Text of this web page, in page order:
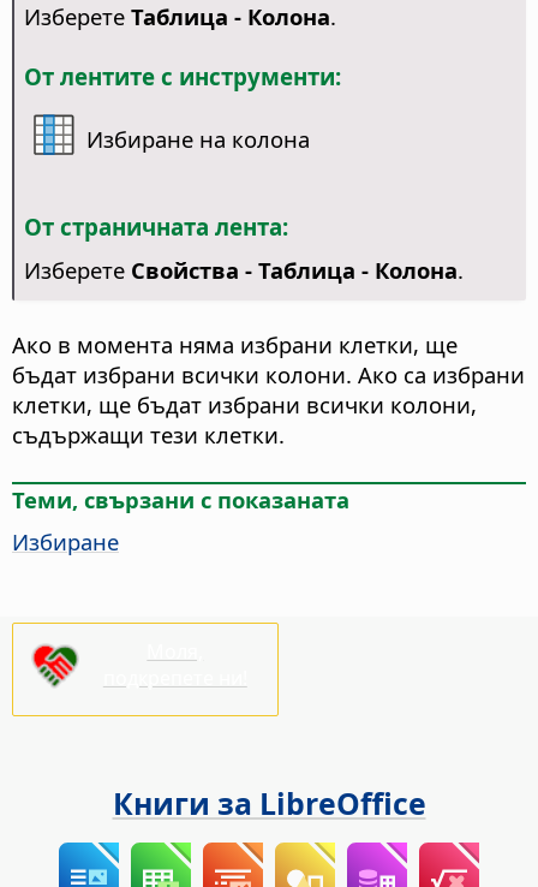
Изберете Таблица - Колона.
От лентите с инструменти:
Избиране на колона
От страничната лента:
Изберете Свойства - Таблица - Колона.
Ако в момента няма избрани клетки, ще
бъдат избрани всички колони. Ако са избрани
клетки, ще бъдат избрани всички колони,
съдържащи тези клетки.
Теми, свързани с показаната
Избиране
Книги за LibreOffice